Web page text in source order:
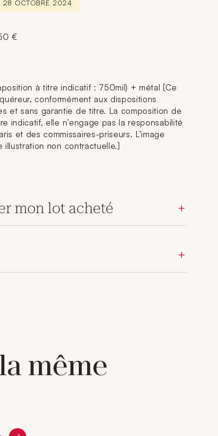
28 OCTOBRE 2024
€
à titre indicatif : 750mil) + métal [Ce
conformément aux dispositions
et sans garantie de titre. La composition de
indicatif, elle n’engage pas la responsabilité
et des commissaires-priseurs. L’image
non contractuelle.]
mon lot acheté
même